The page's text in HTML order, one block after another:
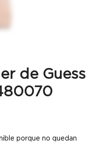
de Guess
porque no quedan